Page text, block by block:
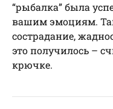
“рыбалка” была
вашим эмоциям.
сострадание,
это получилось –
крючке.